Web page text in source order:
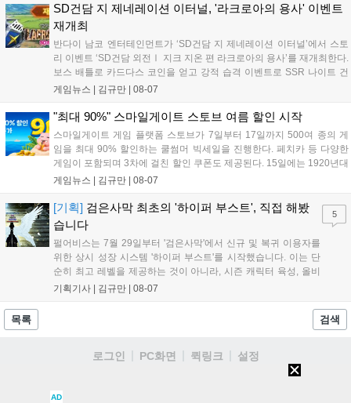
니다. 또한 카카오톡 채널 추가 시 주차별 스페셜 쿠폰과 한정 스
킨, 경품 이벤트 등 풍성한 혜택을 마련해 이용자들의 기대를 모
으고 있습니다....
SD건담 지 제네레이션 이터널, '라크로아의 용사' 이벤트
재개최
반다이 남코 엔터테인먼트가 ‘SD건담 지 제네레이션 이터널’에서 스토
리 이벤트 ‘SD건담 외전Ⅰ 지크 지온 편 라크로아의 용사’를 재개최한다.
보스 배틀로 카드다스 코인을 얻고 강적 습격 이벤트로 SSR 나이트 건
담을 획득할 수 있다. 로그인 보너스로 최대 다이아 3,000개를 지급하며,
원 증정한다. 또한 9월 30일까지 공식 유튜브에서 특별 프로그램을 시청
할 수 있다....
게임뉴스 | 김규만 08-07
"최대 90%" 스마일게이트 스토브 여름 할인 시작
스마일게이트 게임 플랫폼 스토브가 7일부터 17일까지 500여 종의 게
임을 최대 90% 할인하는 쿨썸머 빅세일을 진행한다. 페치카 등 다양한
게임이 포함되며 3차에 걸친 할인 쿠폰도 제공된다. 15일에는 1920년대
경성 배경의 신작 그날의 신문이 출시되며, 15일부터 17일까지는 국내
은 공식 페이지에서 확인 가능하다....
게임뉴스 | 김규만 08-07
[기획] 검은사막 최초의 '하이퍼 부스트', 직접 해봤
습니다
펄어비스는 7월 29일부터 '검은사막'에서 신규 및 복귀 이용자를
위한 상시 성장 시스템 '하이퍼 부스트'를 시작했습니다. 이는 단
순히 최고 레벨을 제공하는 것이 아니라, 시즌 캐릭터 육성, 올비
아 아카데미 수료, 아침의 나라 설화 진행 등 4단계 과정을 통해
용자는 과제를 완수하며 동(V) 투발라 장비와 검은별 무기, 카라
기획기사 | 김규만 08-07
5
목록 검색
로그인 PC화면 퀵링크
설정
청소년보호정책
AD